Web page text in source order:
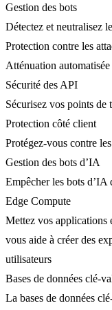
Gestion des bots
Détectez et neutralisez
Protection contre les
Atténuation
Sécurité des API
Sécurisez vos points
Protection côté client
Protégez-vous contre
Gestion des bots d’IA
Empêcher les bots d’IA
Edge Compute
Mettez vos applications
vous aide à créer des
utilisateurs
Bases de données clé-
La bases de données